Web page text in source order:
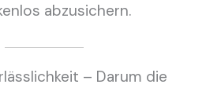
abzusichern.
– Darum die